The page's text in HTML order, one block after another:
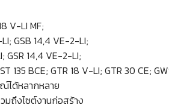
V-LI MF;
GSB 14,4 VE-2-LI;
GSR 14,4 VE-2-LI;
135 BCE; GTR 18 V-LI; GTR 30 CE;
ได้หลากหลาย
มถึงไซต์งานก่อสร้าง